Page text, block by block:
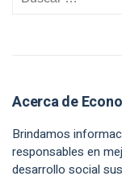
Acerca de
Brindamos
responsables en
desarrollo social